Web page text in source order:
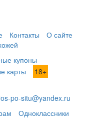
Контакты
О сайте
купоны
карты 18+
po-situ@yandex.ru
Одноклассники